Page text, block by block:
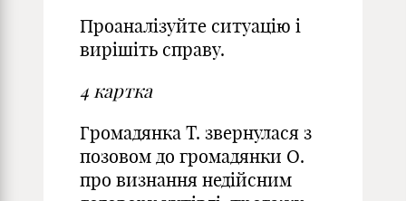
Проаналізуйте ситуацію і
вирішіть справу.
4 картка
Громадянка Т. звернулася з
позовом до громадянки О.
про визнання недійсним